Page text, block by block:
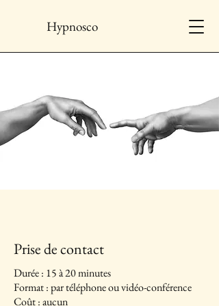
Hypnosco
Prise de contact
Durée : 15 à 20 minutes
Format : par téléphone ou vidéo-conférence
Coût : aucun